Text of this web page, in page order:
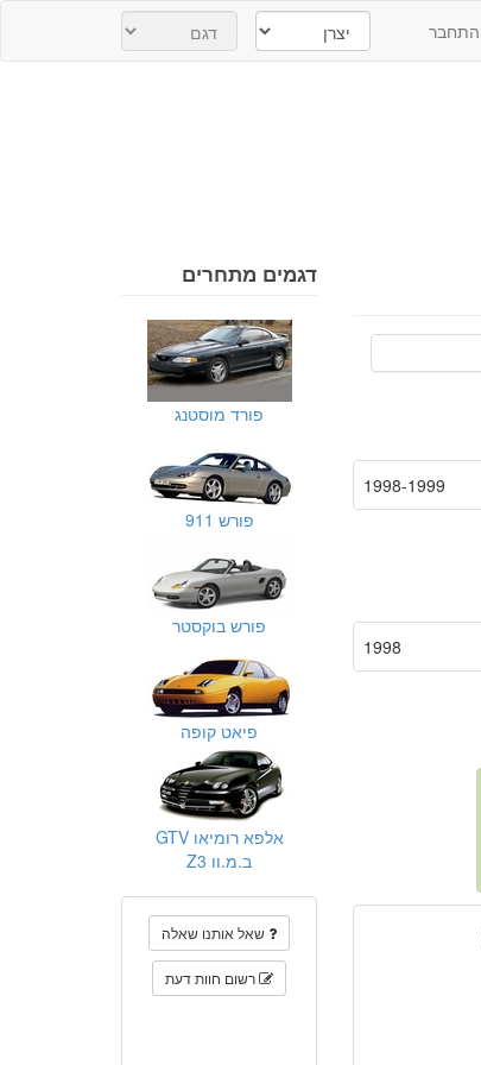
התחבר
1998-1999
1998
דגמים מתחרים
פורד מוסטנג
פורש 911
פורש בוקסטר
פיאט קופה
אלפא רומיאו GTV
ב.מ.וו Z3
שאל אותנו שאלה
רשום חוות דעת